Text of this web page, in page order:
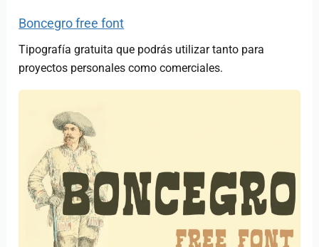
Boncegro free font
Tipografía gratuita que podrás utilizar tanto para
proyectos personales como comerciales.